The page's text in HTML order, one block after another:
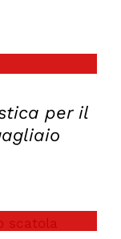
per il